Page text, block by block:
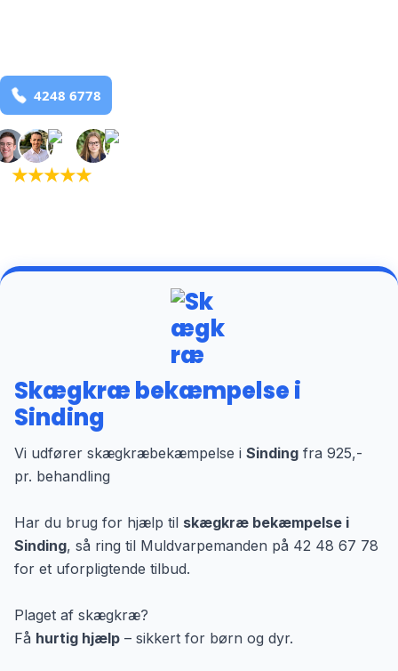
★★★★★(5,0)
Skægkræ bekæmpelse i
Sinding
Vi udfører skægkræbekæmpelse i Sinding fra 925,-
pr. behandling
Har du brug for hjælp til skægkræ bekæmpelse i
Sinding, så ring til Muldvarpemanden på 42 48 67 78
for et uforpligtende tilbud.
Plaget af skægkræ?
Få hurtig hjælp – sikkert for børn og dyr.